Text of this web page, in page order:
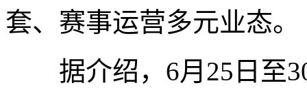
套、赛事运营多元业态。
据介绍，6月25日至30